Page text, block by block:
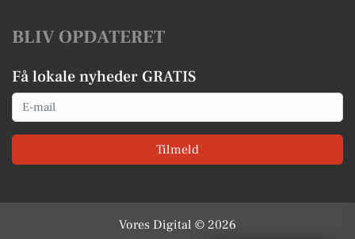
BLIV OPDATERET
Få lokale nyheder GRATIS
Email
Tilmeld
Vores Digital © 2026